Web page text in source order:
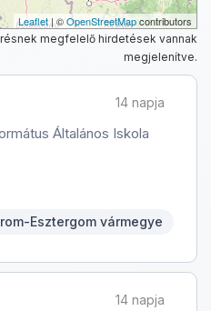
Leaflet| ©OpenStreetMapcontributors
megfelelő hirdetések vannak
megjelenítve.
14 napja
Általános Iskola
Esztergom vármegye
14 napja